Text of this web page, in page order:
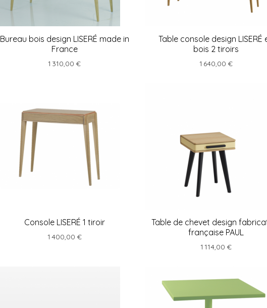
Bureau bois design LISERÉ made in
France
1 310,00 €
Table console design LISERÉ
bois 2 tiroirs
1 640,00 €
Console LISERÉ 1 tiroir
1 400,00 €
Table de chevet design
française PAUL
1 114,00 €